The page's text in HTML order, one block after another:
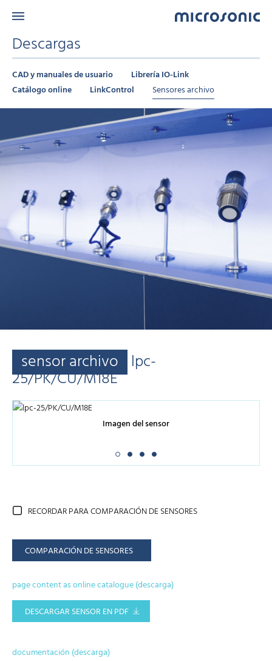
Descargas
CAD y manuales de usuario
Librería IO-Link
Catálogo online
LinkControl Sensores archivo
sensor archivo lpc-
25/PK/CU/M18E
Imagen del sensor
RECORDAR PARA COMPARACIÓN DE SENSORES
COMPARACIÓN DE SENSORES
page content as online catalogue (descarga)
DESCARGAR SENSOR EN PDF
documentación (descarga)